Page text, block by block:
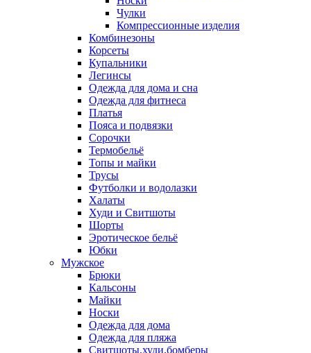
Чулки
Компрессионные изделия
Комбинезоны
Корсеты
Купальники
Легинсы
Одежда для дома и сна
Одежда для фитнеса
Платья
Пояса и подвязки
Сорочки
Термобельё
Топы и майки
Трусы
Футболки и водолазки
Халаты
Худи и Свитшоты
Шорты
Эротическое бельё
Юбки
Мужское
Брюки
Кальсоны
Майки
Носки
Одежда для дома
Одежда для пляжа
Свитшоты,худи,бомберы